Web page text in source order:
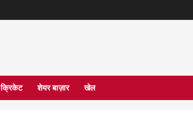
क्रिकेट शेयर बाज़ार खेल